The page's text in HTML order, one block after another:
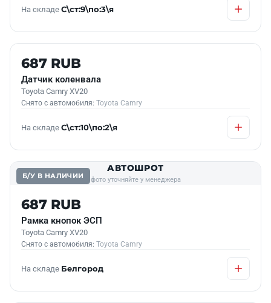
На складе С\ст:9\по:3\я
Б/У В НАЛИЧИИ
687 RUB
Датчик коленвала
Toyota Camry XV20
Снято с автомобиля: Toyota Camry
На складе С\ст:10\по:2\я
Б/У В НАЛИЧИИ
АВТОШРОТ
фото уточняйте у менеджера
687 RUB
Рамка кнопок ЭСП
Toyota Camry XV20
Снято с автомобиля: Toyota Camry
На складе Белгород